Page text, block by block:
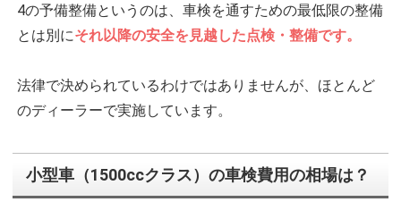
4の予備整備というのは、車検を通すための最低限の整備
とは別にそれ以降の安全を見越した点検・整備です。
法律で決められているわけではありませんが、ほとんど
のディーラーで実施しています。
小型車（1500ccクラス）の車検費用の相場は？